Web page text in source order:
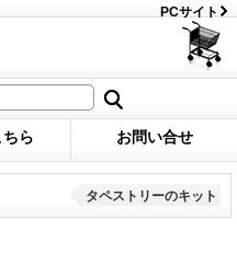
PCサイト
ら お問い合せ
タペストリーのキット